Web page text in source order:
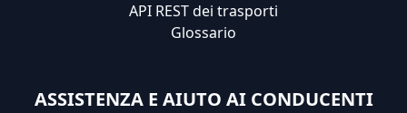
API REST dei trasporti
Glossario
ASSISTENZA E AIUTO AI CONDUCENTI